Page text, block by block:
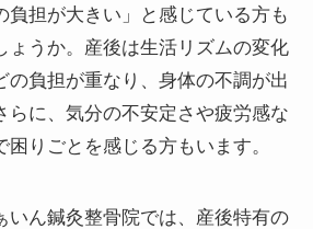
負担が大きい」と感じている方も
ょうか。産後は生活リズムの変化
の負担が重なり、身体の不調が出
らに、気分の不安定さや疲労感な
りごとを感じる方もいます。
いん鍼灸整骨院では、産後特有の